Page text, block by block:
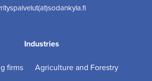
Industries
firms
Agriculture and Forestry